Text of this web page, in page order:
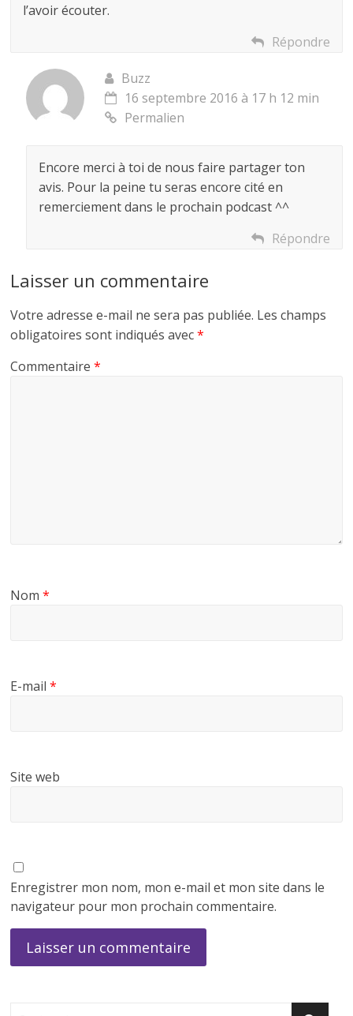
l’avoir écouter.
Répondre
Buzz
16 septembre 2016 à 17 h 12 min
Permalien
Encore merci à toi de nous faire partager ton
avis. Pour la peine tu seras encore cité en
remerciement dans le prochain podcast ^^
Répondre
Laisser un commentaire
Votre adresse e-mail ne sera pas publiée. Les champs
obligatoires sont indiqués avec*
Commentaire*
Nom*
E-mail*
Site web
Enregistrer mon nom, mon e-mail et mon site dans le
navigateur pour mon prochain commentaire.